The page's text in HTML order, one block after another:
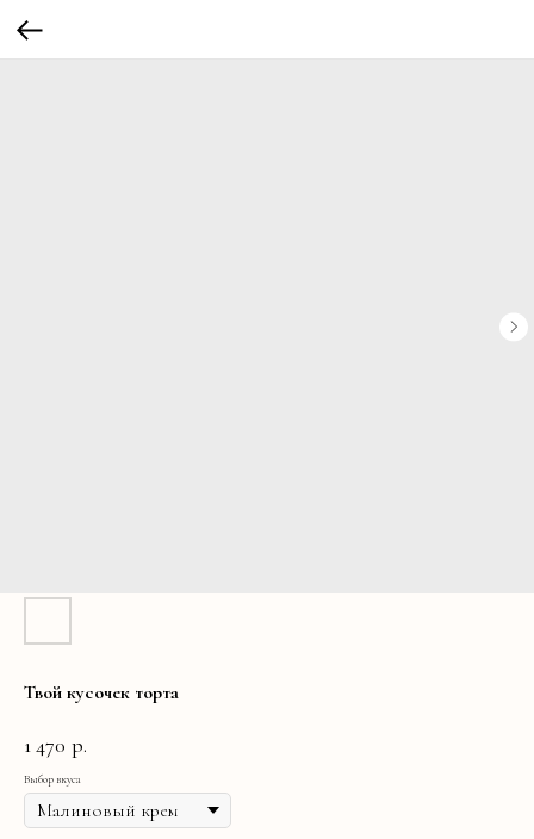
Твой кусочек торта
1 470 р.
Выбор вкуса